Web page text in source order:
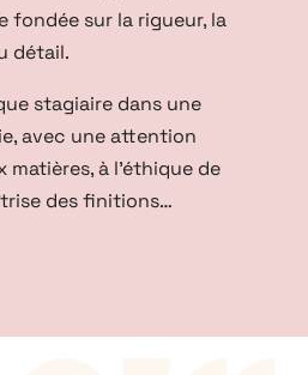
fondée sur la rigueur, la
détail.
stagiaire dans une
avec une attention
à l’éthique de
des finitions…